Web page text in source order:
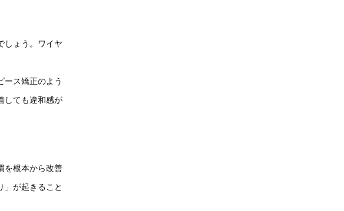
しょう。ワイヤ
ース矯正のよう
しても違和感が
を根本から改善
が起きること